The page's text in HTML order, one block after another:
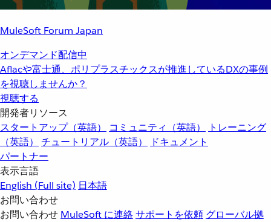
MuleSoft Forum Japan
オンデマンド配信中
Aflacや富士通、ポリプラスチックスが推進しているDXの事例
を視聴しませんか？
視聴する
開発者リソース
スタートアップ（英語）
コミュニティ（英語）
トレーニング
（英語）
チュートリアル（英語）
ドキュメント
パートナー
表示言語
English (Full site) 日本語
お問い合わせ
お問い合わせ MuleSoft に連絡サポートを依頼 グローバル拠